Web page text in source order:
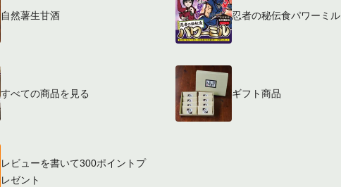
自然薯生甘酒 忍者の秘伝食パワーミル
すべての商品を見る ギフト商品
レビューを書いて300ポイントプ
レゼント